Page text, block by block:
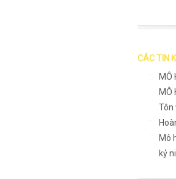
CÁC TIN
MÔ
MÔ
Tôn
Mô
kỷ